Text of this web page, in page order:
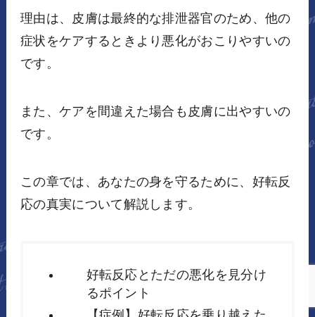
理由は、皮膚は最終的な排泄器官のため、他の
症状をケアするときより悪化がおこりやすいの
です。
また、ケアを間違えた場合も皮膚に出やすいの
です。
この章では、あなたの身を守るために、好転反
応の真実について解説します。
好転反応とただの悪化を見分け
るポイント